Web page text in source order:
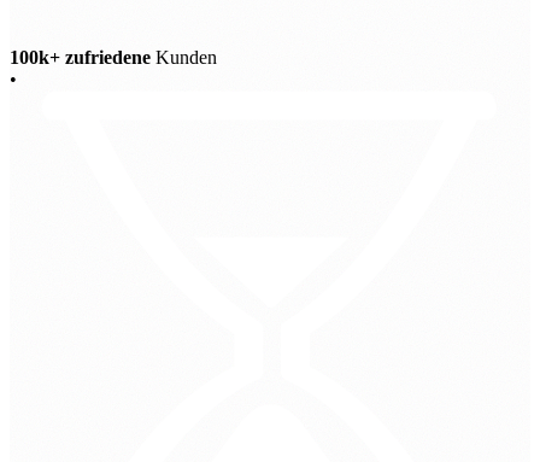
100k+ zufriedene Kunden
•